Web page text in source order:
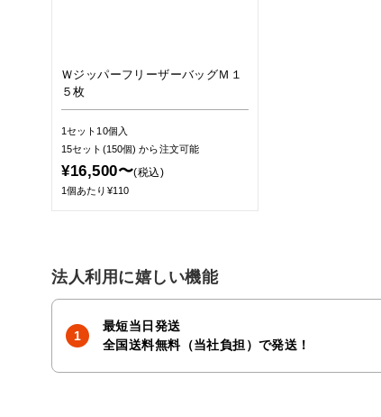
ＷジッパーフリーザーバッグＭ１
５枚
1セット10個入
15セット(150個)から注文可能
¥16,500〜(税込)
1個あたり¥110
法人利用に嬉しい機能
最短当日発送
全国送料無料（当社負担）で発送！